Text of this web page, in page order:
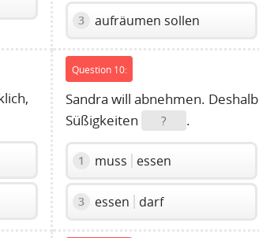
3 aufräumen sollen
Question 10:
Sandra will abnehmen. Deshalb
Süßigkeiten
? .
1 muss essen
3 essen darf